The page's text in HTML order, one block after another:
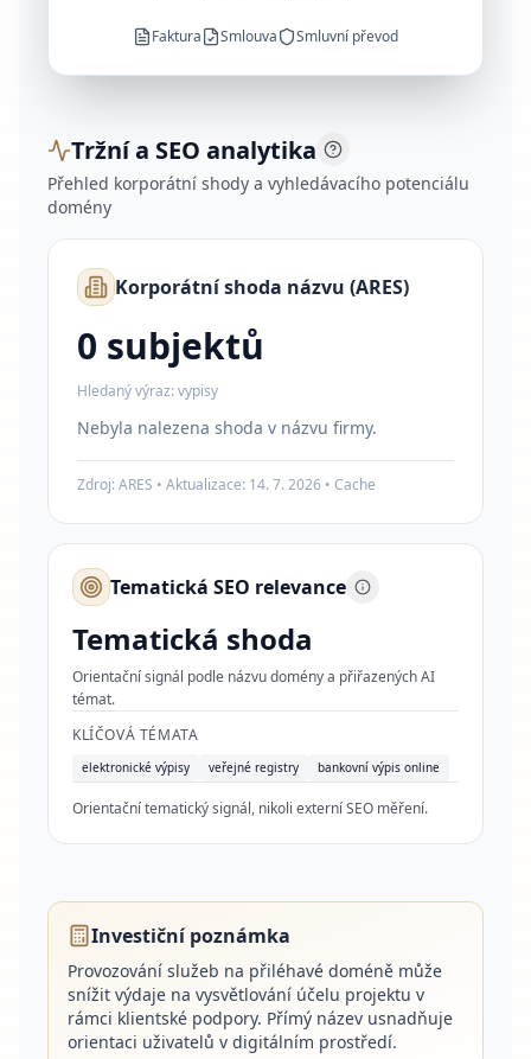
Faktura Smlouva Smluvní převod
Tržní a SEO analytika
Přehled korporátní shody a vyhledávacího potenciálu
domény
Korporátní shoda názvu (ARES)
0 subjektů
Hledaný výraz:vypisy
Nebyla nalezena shoda v názvu firmy.
Zdroj: ARES • Aktualizace: 14. 7. 2026 • Cache
Tematická SEO relevance
Tematická shoda
Orientační signál podle názvu domény a přiřazených AI
témat.
KLÍČOVÁ TÉMATA
elektronické výpisy veřejné registry bankovní výpis online
Orientační tematický signál, nikoli externí SEO měření.
Investiční poznámka
Provozování služeb na přiléhavé doméně může
snížit výdaje na vysvětlování účelu projektu v
rámci klientské podpory. Přímý název usnadňuje
orientaci uživatelů v digitálním prostředí.